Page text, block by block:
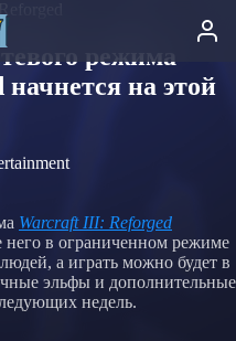
режима
на этой
Warcraft III: Reforged
него в ограниченном режиме
а играть можно будет в
эльфы и дополнительные
недель.